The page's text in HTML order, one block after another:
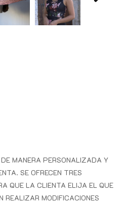
era: 59.90€.
actual es: 49.90€.
MANERA PERSONALIZADA Y
SE OFRECEN TRES
QUE LA CLIENTA ELIJA EL QUE
REALIZAR MODIFICACIONES